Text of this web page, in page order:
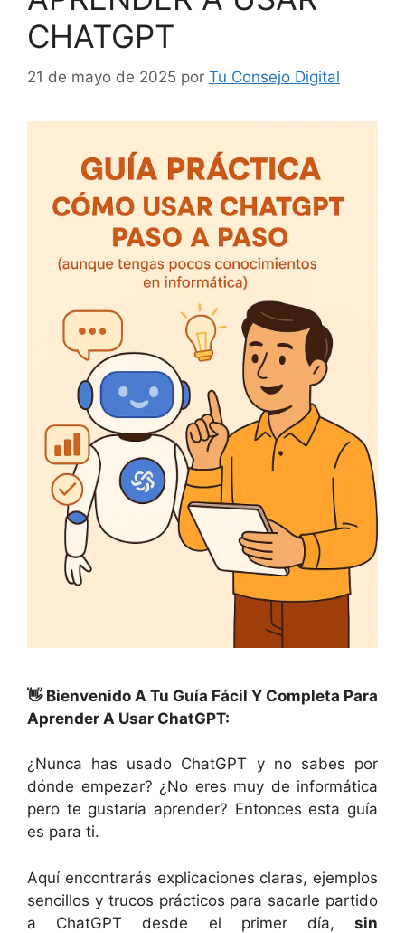
CHATGPT
21 de mayo de 2025 por Tu Consejo Digital
👋 Bienvenido A Tu Guía Fácil Y Completa Para
Aprender A Usar ChatGPT:
¿Nunca has usado ChatGPT y no sabes por
dónde empezar? ¿No eres muy de informática
pero te gustaría aprender? Entonces esta guía
es para ti.
Aquí encontrarás explicaciones claras, ejemplos
sencillos y trucos prácticos para sacarle partido
a ChatGPT desde el primer día, sin